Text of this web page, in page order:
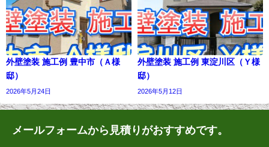
外壁塗装 施工例 豊中市（Ａ様
邸）
2026年5月24日
外壁塗装 施工例 東淀川区（Ｙ様
邸）
2026年5月12日
メールフォームから見積りがおすすめです。